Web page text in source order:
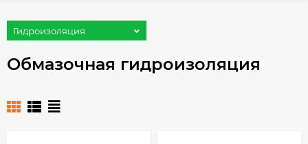
Гидроизоляция
Обмазочная гидроизоляция